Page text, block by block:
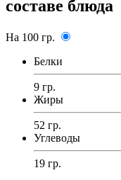
составе блюда
На 100 гр.
Белки
9 гр.
Жиры
52 гр.
Углеводы
19 гр.